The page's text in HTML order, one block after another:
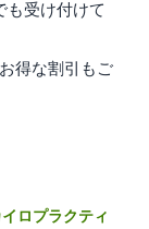
も受け付けて
得な割引もご
ロプラクティ